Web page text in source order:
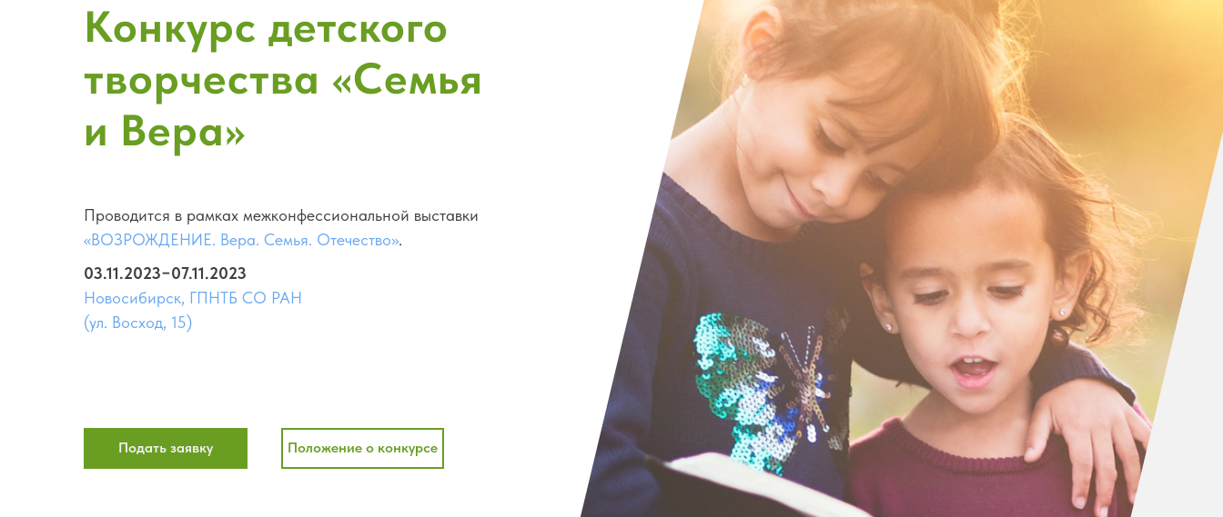
Подать заявку Положение о конкурсе
Проводится в рамках межконфессиональной выставки
«ВОЗРОЖДЕНИЕ. Вера. Семья. Отечество».
Конкурс детского
творчества «Семья
и Вера»
03.11.2023−07.11.2023
Новосибирск, ГПНТБ СО РАН
(ул. Восход, 15)